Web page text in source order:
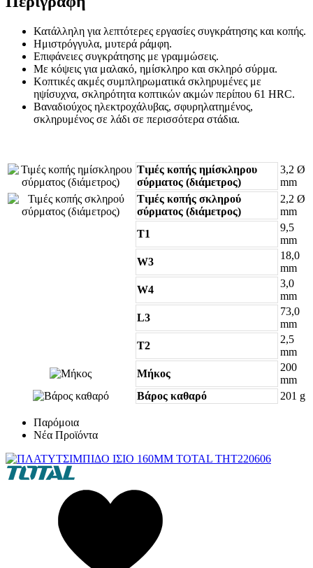
Κατάλληλη για λεπτότερες εργασίες συγκράτησης και κοπής.
Ημιστρόγγυλα, μυτερά ράμφη.
Επιφάνειες συγκράτησης με γραμμώσεις.
Με κόψεις για μαλακό, ημίσκληρο και σκληρό σύρμα.
Κοπτικές ακμές συμπληρωματικά σκληρυμένες με
ηψίσυχνα, σκληρότητα κοπτικών ακμών περίπου 61 HRC.
Βαναδιούχος ηλεκτροχάλυβας, σφυρηλατημένος,
σκληρυμένος σε λάδι σε περισσότερα στάδια.
Τιμές κοπής ημίσκληρου
σύρματος (διάμετρος)
3,2 Ø
mm
Τιμές κοπής σκληρού
σύρματος (διάμετρος)
2,2 Ø
mm
T1
9,5
mm
W3
18,0
mm
W4
3,0
mm
L3
73,0
mm
T2
2,5
mm
Μήκος
200
mm
Βάρος καθαρό
201 g
Παρόμοια
Νέα Προϊόντα